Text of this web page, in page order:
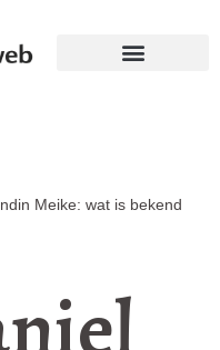
Meike: wat is bekend